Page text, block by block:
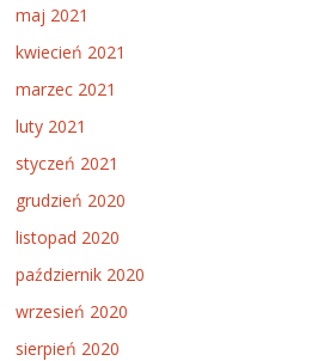
maj 2021
kwiecień 2021
marzec 2021
luty 2021
styczeń 2021
grudzień 2020
listopad 2020
październik 2020
wrzesień 2020
sierpień 2020